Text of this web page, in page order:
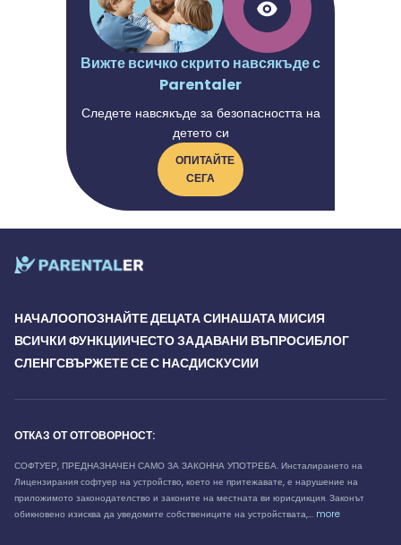
Вижте всичко скрито навсякъде с
Parentaler
Следете навсякъде за безопасността на
детето си
ОПИТАЙТЕ
СЕГА
НАЧАЛООПОЗНАЙТЕ ДЕЦАТА СИНАШАТА МИСИЯ
ВСИЧКИ ФУНКЦИИЧЕСТО ЗАДАВАНИ ВЪПРОСИБЛОГ
СЛЕНГСВЪРЖЕТЕ СЕ С НАСДИСКУСИИ
ОТКАЗ ОТ ОТГОВОРНОСТ:
СОФТУЕР, ПРЕДНАЗНАЧЕН САМО ЗА ЗАКОННА УПОТРЕБА. Инсталирането на
Лицензирания софтуер на устройство, което не притежавате, е нарушение на
приложимото законодателство и законите на местната ви юрисдикция. Законът
обикновено изисква да уведомите собствениците на устройствата,... more